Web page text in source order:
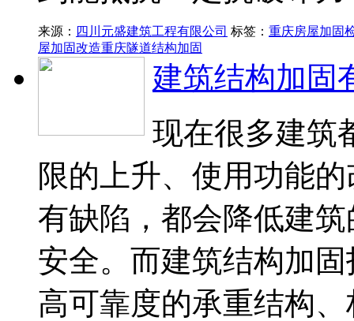
来源： 四川元盛建筑工程有限公司 标签： 重庆房屋加固
屋加固改造重庆隧道结构加固
建筑结构加固
现在很多建筑
限的上升、使用功能
有缺陷，都会降低建
安全。而建筑结构加
高可靠度的承重结构